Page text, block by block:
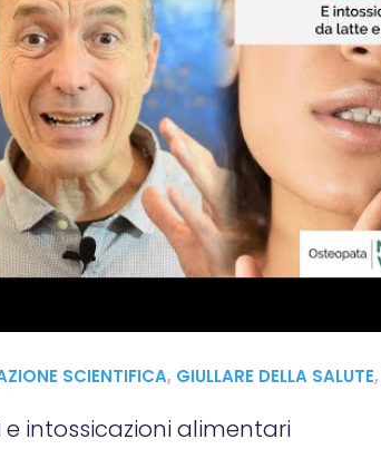
e intossicazioni alimentari
SCIENTIFICA, GIULLARE DELLA SALUTE,